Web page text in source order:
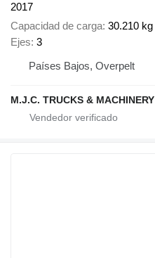
2017
Capacidad de carga 30.210 kg
Ejes 3
Países Bajos, Overpelt
M.J.C. TRUCKS & MACHINERY